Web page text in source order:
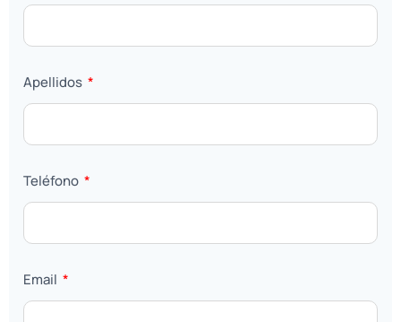
Apellidos
Teléfono
Email